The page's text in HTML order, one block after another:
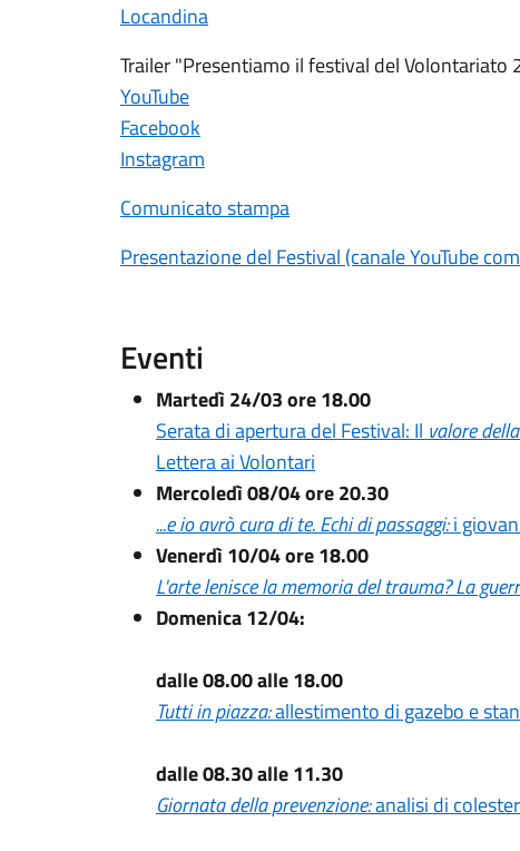
Locandina
Trailer "Presentiamo il festival del Volontariato
YouTube
Facebook
Instagram
Comunicato stampa
Presentazione del Festival (canale YouTube
Eventi
Martedì 24/03 ore 18.00
Serata di apertura del Festival: Il valore
Lettera ai Volontari
Mercoledì 08/04 ore 20.30
...e io avrò cura di te. Echi di passaggi:i
Venerdì 10/04 ore 18.00
L'arte lenisce la memoria del trauma? La
Domenica 12/04:
dalle 08.00 alle 18.00
Tutti in piazza:allestimento di gazebo e
dalle 08.30 alle 11.30
Giornata della prevenzione:analisi di